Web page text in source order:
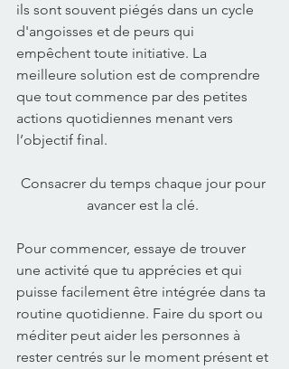
ils sont souvent piégés dans un cycle
d'angoisses et de peurs qui
empêchent toute initiative. La
meilleure solution est de comprendre
que tout commence par des petites
actions quotidiennes menant vers
l’objectif final.
Consacrer du temps chaque jour pour
avancer est la clé.
Pour commencer, essaye de trouver
une activité que tu apprécies et qui
puisse facilement être intégrée dans ta
routine quotidienne. Faire du sport ou
méditer peut aider les personnes à
rester centrés sur le moment présent et